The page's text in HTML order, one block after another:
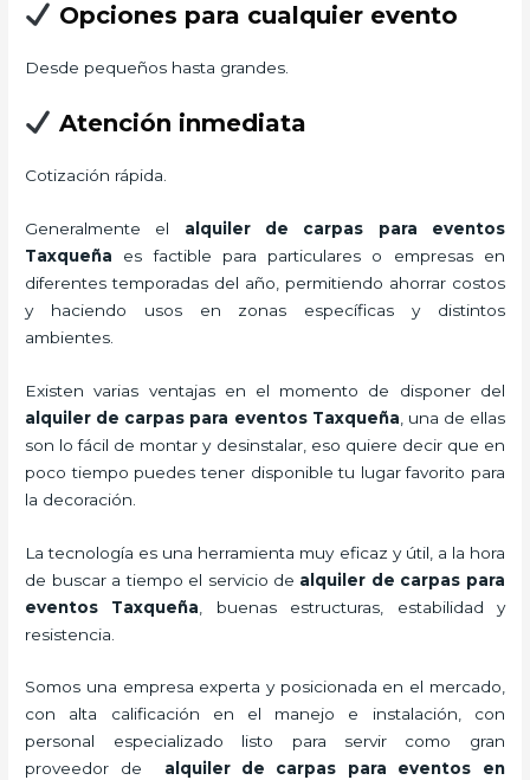
Opciones para cualquier evento
Desde pequeños hasta grandes.
Atención inmediata
Cotización rápida.
Generalmente el alquiler de carpas para eventos
Taxqueña es factible para particulares o empresas en
diferentes temporadas del año, permitiendo ahorrar costos
y haciendo usos en zonas específicas y distintos
ambientes.
Existen varias ventajas en el momento de disponer del
alquiler de carpas para eventos Taxqueña , una de ellas
son lo fácil de montar y desinstalar, eso quiere decir que en
poco tiempo puedes tener disponible tu lugar favorito para
la decoración.
La tecnología es una herramienta muy eficaz y útil, a la hora
de buscar a tiempo el servicio de alquiler de carpas para
eventos Taxqueña , buenas estructuras, estabilidad y
resistencia.
Somos una empresa experta y posicionada en el mercado,
con alta calificación en el manejo e instalación, con
personal especializado listo para servir como gran
proveedor de alquiler de carpas para eventos en